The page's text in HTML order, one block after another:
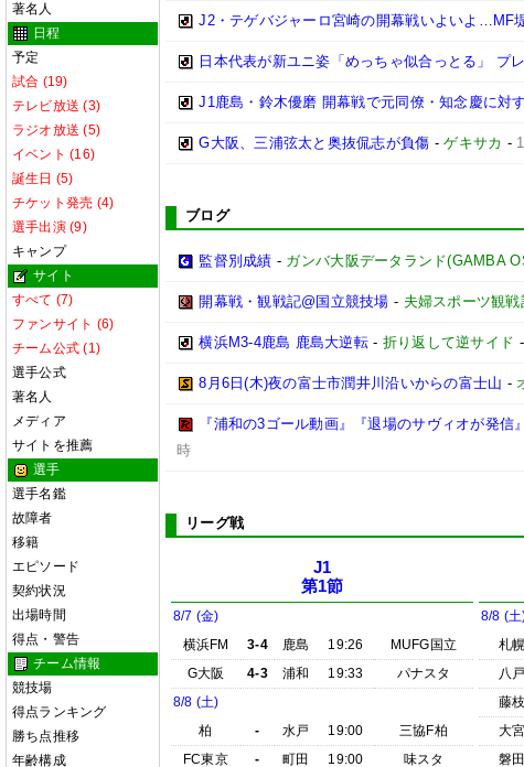
著名人
日程
予定
試合 (19)
テレビ放送 (3)
ラジオ放送 (5)
イベント (16)
誕生日 (5)
チケット発売 (4)
選手出演 (9)
キャンプ
サイト
すべて (7)
ファンサイト (6)
チーム公式 (1)
選手公式
著名人
メディア
サイトを推薦
選手
選手名鑑
故障者
移籍
エピソード
契約状況
出場時間
得点・警告
チーム情報
競技場
得点ランキング
勝ち点推移
年齢構成
J2・テゲバジャーロ宮崎の開幕戦いよいよ…MF
日本代表が新ユニ姿「めっちゃ似合っとる」 プ
J1鹿島・鈴木優磨 開幕戦で元同僚・知念慶に対
G大阪、三浦弦太と奥抜侃志が負傷 -ゲキサカ -
ブログ
監督別成績 - ガンバ大阪データランド(GAMBA
開幕戦・観戦記@国立競技場 - 夫婦スポーツ観戦
横浜M3-4鹿島 鹿島大逆転 - 折り返して逆サイド -
8月6日(木)夜の富士市潤井川沿いからの富士山 -
『浦和の3ゴール動画』『退場のサヴィオが発信
時
リーグ戦
J1
第1節
8/7 (金)
横浜FM
3-4 鹿島 19:26
MUFG国立
G大阪
4-3 浦和 19:33
パナスタ
8/8 (土)
柏
- 水戸 19:00
三協F柏
FC東京
- 町田 19:00
味スタ
8/8 (土
札幌
八戸
藤枝
大宮
磐田